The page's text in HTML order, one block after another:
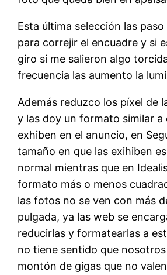
Esta última selección las
para correjir el encuadre y si
giro si me salieron algo
frecuencia las aumento la
Además reduzco los píxel de
y las doy un formato similar a
exhiben en el anuncio, en
tamaño en que las exihiben
normal mientras que en
formato más o menos
las fotos no se ven con más
pulgada, ya las web se
reducirlas y formatearlas a
no tiene sentido que
montón de gigas que no